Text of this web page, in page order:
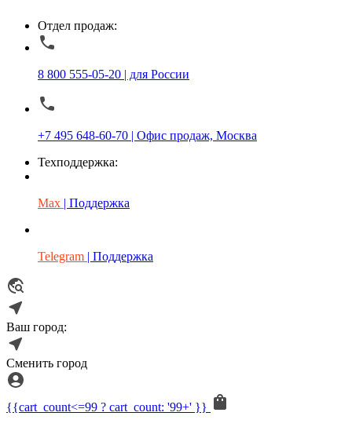
Отдел продаж:
8 800 555-05-20 | для России
+7 495 648-60-70 | Офис продаж, Москва
Техподдержка:
Max | Поддержка
Telegram | Поддержка
Ваш город:
Сменить город
{{cart_count<=99 ? cart_count: '99+' }}